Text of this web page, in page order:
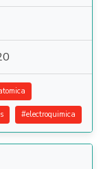
#electroquimica